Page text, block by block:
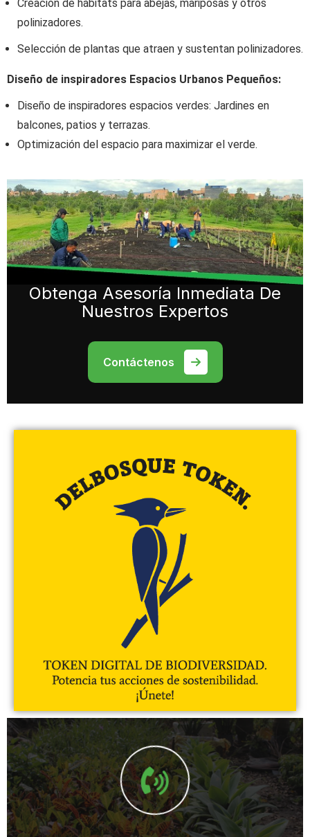
Creación de hábitats para abejas, mariposas y otros
polinizadores.
Selección de plantas que atraen y sustentan polinizadores.
Diseño de inspiradores Espacios Urbanos Pequeños:
Diseño de inspiradores espacios verdes: Jardines en
balcones, patios y terrazas.
Optimización del espacio para maximizar el verde.
Obtenga Asesoría Inmediata De
Nuestros Expertos
Contáctenos